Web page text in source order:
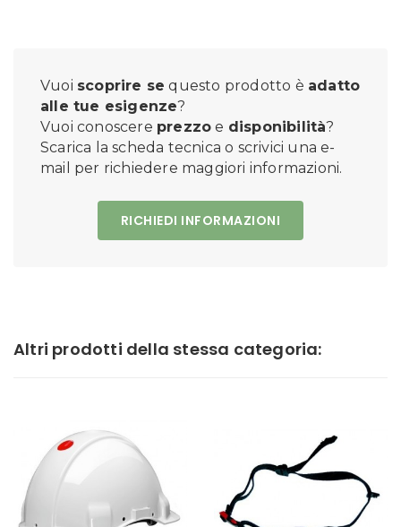
Vuoi scoprire se questo prodotto è adatto
alle tue esigenze?
Vuoi conoscere prezzo e disponibilità?
Scarica la scheda tecnica o scrivici una e-
mail per richiedere maggiori informazioni.
RICHIEDI INFORMAZIONI
Altri prodotti della stessa categoria: